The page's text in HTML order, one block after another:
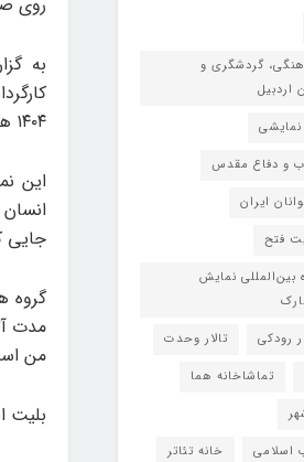
به
۱۴۰۴ هر شب از ساعت ۲۰، در سالن خلیج فارس اجرا می‌شود.
این
جایی
مدت
من
بلیت
گردشگری و
اردبیل
نمایشی
و دفاع مقدس
ایران
فتح
بین‌المللی نمایش
رودکی
تالار وحدت
تماشاخانه هما
اسلامی
خانه تئاتر